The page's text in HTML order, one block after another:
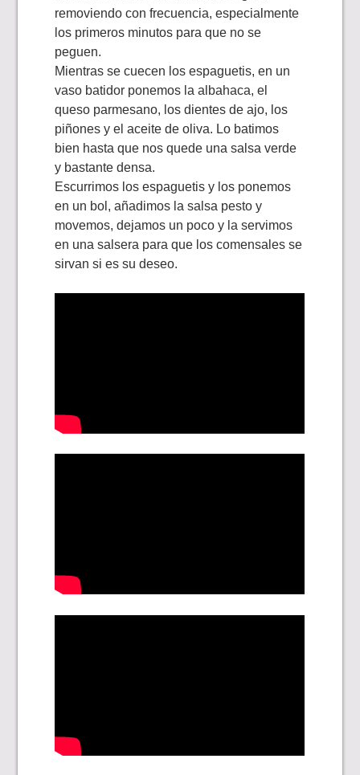
removiendo con frecuencia, especialmente
los primeros minutos para que no se
peguen.
Mientras se cuecen los espaguetis, en un
vaso batidor ponemos la albahaca, el
queso parmesano, los dientes de ajo, los
piñones y el aceite de oliva. Lo batimos
bien hasta que nos quede una salsa verde
y bastante densa.
Escurrimos los espaguetis y los ponemos
en un bol, añadimos la salsa pesto y
movemos, dejamos un poco y la servimos
en una salsera para que los comensales se
sirvan si es su deseo.